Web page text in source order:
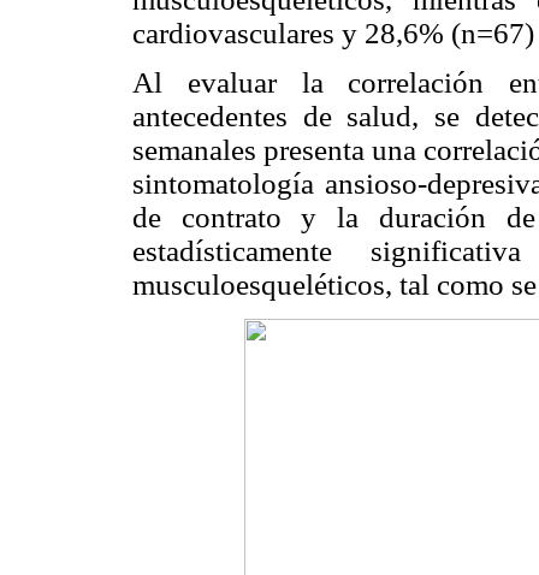
cardiovasculares y 28,6%
Al evaluar la correlación
antecedentes de salud, se
semanales presenta una
sintomatología ansioso-
de contrato y la duración de
estadísticamente significativa
musculoesqueléticos, tal como